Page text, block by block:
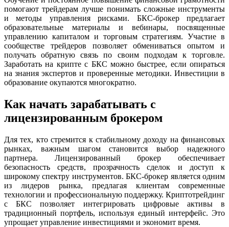
помогают трейдерам лучше понимать сложные инструменты
и методы управления рисками. БКС-брокер предлагает
образовательные материалы и вебинары, посвященные
управлению капиталом и торговым стратегиям. Участие в
сообществе трейдеров позволяет обмениваться опытом и
получать обратную связь по своим подходам к торговле.
Заработать на крипте с БКС можно быстрее, если опираться
на знания экспертов и проверенные методики. Инвестиции в
образование окупаются многократно.
Как начать зарабатывать с
лицензированным брокером
Для тех, кто стремится к стабильному доходу на финансовых
рынках, важным шагом становится выбор надежного
партнера. Лицензированный брокер обеспечивает
безопасность средств, прозрачность сделок и доступ к
широкому спектру инструментов. БКС-брокер является одним
из лидеров рынка, предлагая клиентам современные
технологии и профессиональную поддержку. Криптотрейдинг
с БКС позволяет интегрировать цифровые активы в
традиционный портфель, используя единый интерфейс. Это
упрощает управление инвестициями и экономит время.